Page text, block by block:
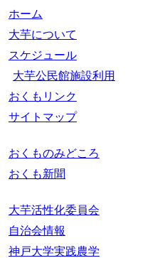
ホーム
大芋について
スケジュール
大芋公民館施設利用
おくもリンク
サイトマップ
おくものみどころ
おくも新聞
大芋活性化委員会
自治会情報
神戸大学実践農学